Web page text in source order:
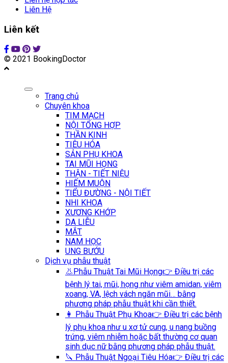
Liên Hệ
Liên kết
© 2021 BookingDoctor
Trang chủ
Chuyên khoa
TIM MẠCH
NỘI TỔNG HỢP
THẦN KINH
TIÊU HÓA
SẢN PHỤ KHOA
TAI MŨI HỌNG
THẬN - TIẾT NIỆU
HIẾM MUỘN
TIỂU ĐƯỜNG - NỘI TIẾT
NHI KHOA
XƯƠNG KHỚP
DA LIỄU
MẮT
NAM HỌC
UNG BƯỚU
Dịch vụ phẫu thuật
👃Phẫu Thuật Tai Mũi Họng👉 Điều trị các
bệnh lý tai, mũi, họng như viêm amidan, viêm
xoang, VA, lệch vách ngăn mũi… bằng
phương pháp phẫu thuật khi cần thiết.
👩 Phẫu Thuật Phụ Khoa👉 Điều trị các bệnh
lý phụ khoa như u xơ tử cung, u nang buồng
trứng, viêm nhiễm hoặc bất thường cơ quan
sinh dục nữ bằng phương pháp phẫu thuật.
🔪 Phẫu Thuật Ngoại Tiêu Hóa👉 Điều trị các